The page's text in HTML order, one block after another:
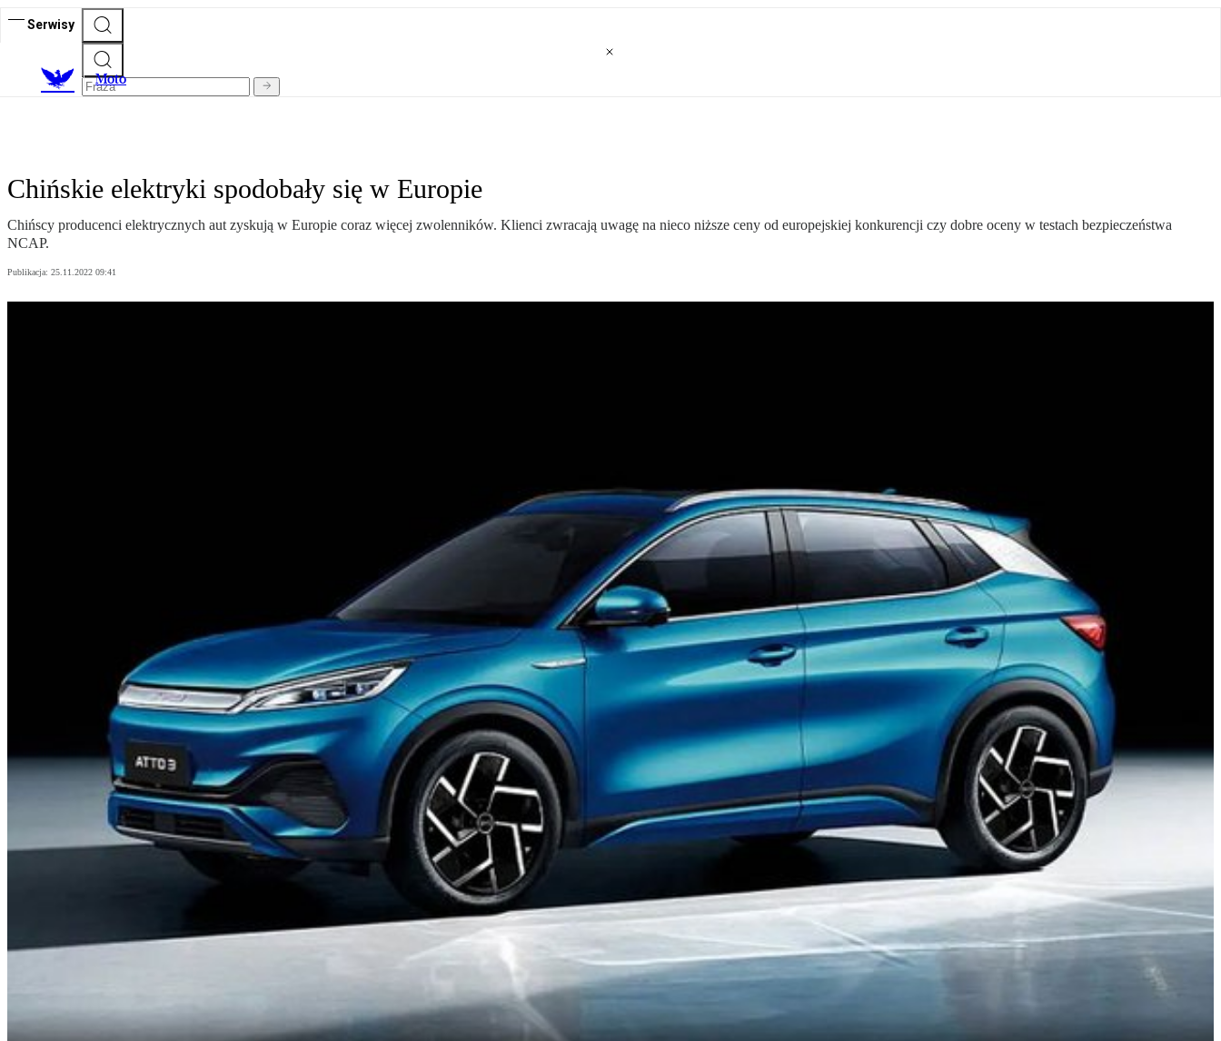
Serwisy
Moto
Chińskie elektryki spodobały się w Europie
Chińscy producenci elektrycznych aut zyskują w Europie coraz więcej zwolenników. Klienci zwracają uwagę na nieco niższe ceny od europejskiej konkurencji czy dobre oceny w testach bezpieczeństwa
NCAP.
Publikacja: 25.11.2022 09:41